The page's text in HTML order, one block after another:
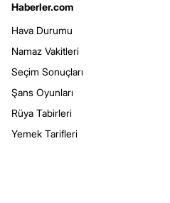
Haberler.com
Hava Durumu
Namaz Vakitleri
Seçim Sonuçları
Şans Oyunları
Rüya Tabirleri
Yemek Tarifleri